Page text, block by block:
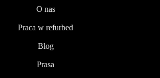
O nas
Praca w refurbed
Blog
Prasa